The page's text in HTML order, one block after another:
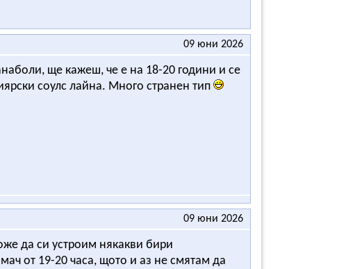
09 юни 2026
ще кажеш, че е на 18-20 години и се
соулс лайна. Много странен тип
09 юни 2026
да си устроим някакви бири
от 19-20 часа, щото и аз не смятам да